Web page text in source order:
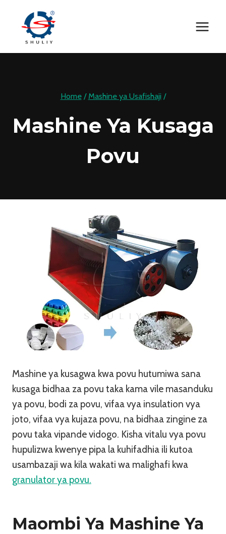
content
Home / Mashine ya Usafishaji /
Mashine Ya Kusaga
Povu
Mashine ya kusagwa kwa povu hutumiwa sana
kusaga bidhaa za povu taka kama vile masanduku
ya povu, bodi za povu, vifaa vya insulation vya
joto, vifaa vya kujaza povu, na bidhaa zingine za
povu taka vipande vidogo. Kisha vitalu vya povu
hupulizwa kwenye pipa la kuhifadhia ili kutoa
usambazaji wa kila wakati wa malighafi kwa
granulator ya povu.
Maombi Ya Mashine Ya